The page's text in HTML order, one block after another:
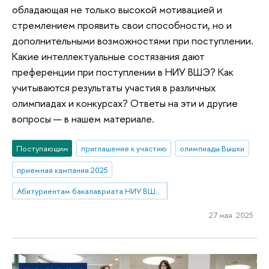
обладающая не только высокой мотивацией и
стремлением проявить свои способности, но и
дополнительными возможностями при поступлении.
Какие интеллектуальные состязания дают
преференции при поступлении в НИУ ВШЭ? Как
учитываются результаты участия в различных
олимпиадах и конкурсах? Ответы на эти и другие
вопросы — в нашем материале.
Поступающим приглашение к участию
олимпиады Вышки
приемная кампания 2025
Абитуриентам бакалавриата НИУ ВШЭ—Нижний Новгород
27 мая 2025